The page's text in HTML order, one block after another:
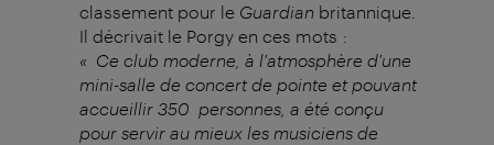
classement pour le Guardian britannique.
Il décrivait le Porgy en ces mots :
« Ce club moderne, à l'atmosphère d'une
mini-salle de concert de pointe et pouvant
accueillir 350 personnes, a été conçu
pour servir au mieux les musiciens de